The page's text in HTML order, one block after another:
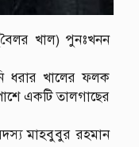
(বৈলর খাল) পুনঃখনন
ধরার খালের ফলক
একটি তালগাছের
মাহবুবুর রহমান